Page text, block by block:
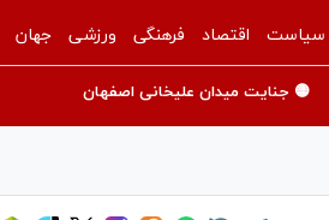
سیاست اقتصاد فرهنگی ورزشی جهان
🟡 جنایت میدان علیخانی اصفهان